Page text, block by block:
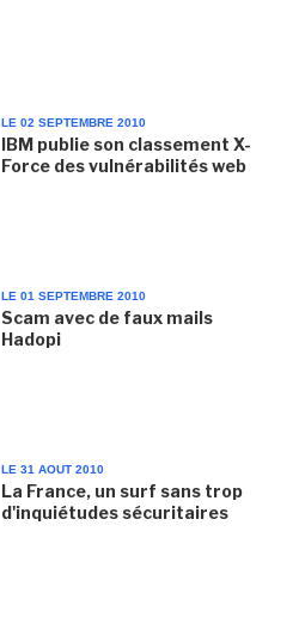
LE 02 SEPTEMBRE 2010
IBM publie son classement X-
Force des vulnérabilités web
LE 01 SEPTEMBRE 2010
Scam avec de faux mails
Hadopi
LE 31 AOUT 2010
La France, un surf sans trop
d'inquiétudes sécuritaires